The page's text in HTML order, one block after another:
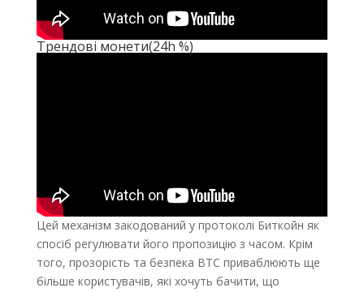
Трендові монети(24h %)
Цей механізм закодований у протоколі Биткойн як
спосіб регулювати його пропозицію з часом. Крім
того, прозорість та безпека BTC приваблюють ще
більше користувачів, які хочуть бачити, що